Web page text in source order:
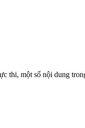
thi, một số nội dung